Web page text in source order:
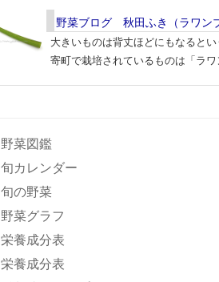
野菜ブログ 秋田ふき（ラワン
大きいものは背丈ほどにもなると
寄町で栽培されているものは「ラ
野菜図鑑
旬カレンダー
旬の野菜
野菜グラフ
栄養成分表
栄養成分表